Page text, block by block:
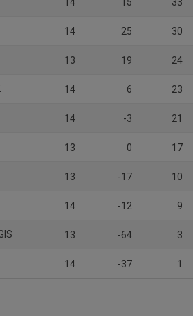
14 15 33
14 25 30
13 19 24
14 6 23
14 -3 21
13 0 17
13 -17 10
14 -12 9
13 -64 3
14 -37 1